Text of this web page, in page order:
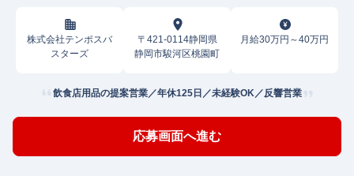
株式会社テンポスバ
スターズ
〒421-0114静岡県
静岡市駿河区桃園町
月給30万円～40万円
飲食店用品の提案営業／年休125日／未経験OK／反響営業
応募画面へ進む